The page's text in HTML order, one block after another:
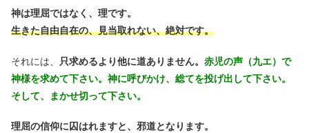
神は理屈ではなく、理です。
生きた自由自在の、見当取れない、絶対です。
それには、 只求めるより他に道ありません。 赤児の声（九エ）で
神様を求めて下さい。神に呼びかけ、総てを投げ出して下さい。
そして、まかせ切って下さい。
理屈の信仰に囚はれますと、邪道となります。